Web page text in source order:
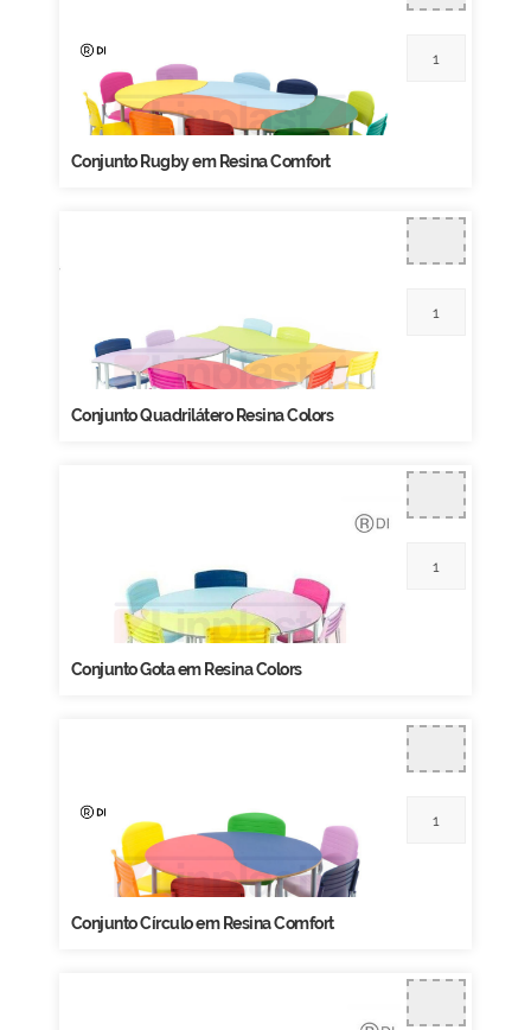
Conjunto Rugby em Resina Comfort
Conjunto Quadrilátero Resina Colors
Conjunto Gota em Resina Colors
Conjunto Círculo em Resina Comfort